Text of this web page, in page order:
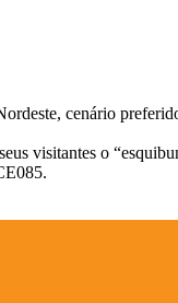
cenário
visitantes o